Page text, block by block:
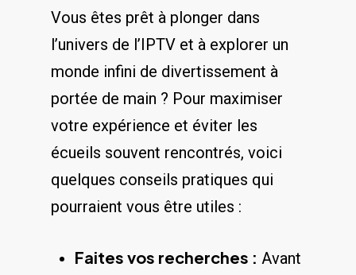
Vous êtes‌ prêt à plonger dans
l’univers de l’IPTV et à ‍explorer‍ un⁤
monde ⁣infini de divertissement ⁤à
portée de main ? Pour maximiser
votre expérience et éviter les
écueils⁢ souvent ⁤rencontrés, voici
quelques conseils ⁢pratiques qui
pourraient vous⁤ être utiles :
Faites vos⁢ recherches : Avant